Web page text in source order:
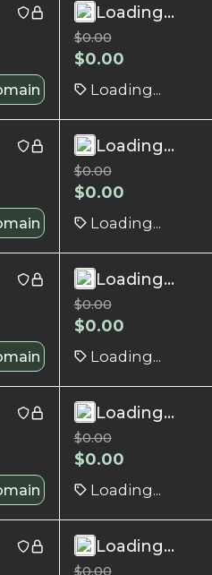
Loading...
$0.00
$0.00
Loading...
Loading...
$0.00
$0.00
Loading...
Loading...
$0.00
$0.00
Loading...
Loading...
$0.00
$0.00
Loading...
Loading...
$0.00